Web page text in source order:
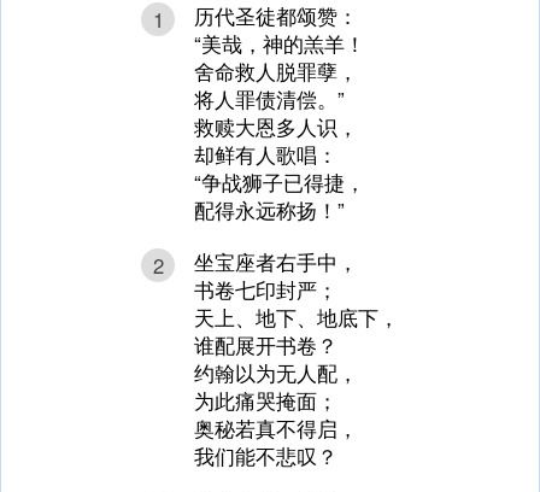
1
历代圣徒都颂赞：
“美哉，神的羔羊！
舍命救人脱罪孽，
将人罪债清偿。”
救赎大恩多人识，
却鲜有人歌唱：
“争战狮子已得捷，
配得永远称扬！”
2
坐宝座者右手中，
书卷七印封严；
天上、地下、地底下，
谁配展开书卷？
约翰以为无人配，
为此痛哭掩面；
奥秘若真不得启，
我们能不悲叹？